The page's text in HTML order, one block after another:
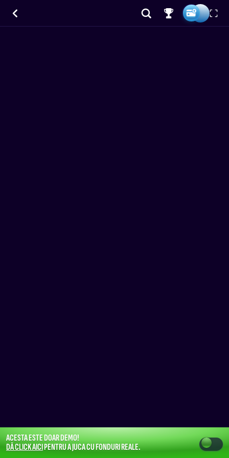
ACESTA ESTE DOAR DEMO!
DĂ CLICK AICIPENTRU A JUCA CU FONDURI REALE.